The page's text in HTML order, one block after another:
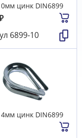
цинк DIN6899
6899-10
цинк DIN6899